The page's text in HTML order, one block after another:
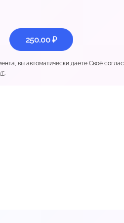
250.00 ₽
вы автоматически даете Своё
.